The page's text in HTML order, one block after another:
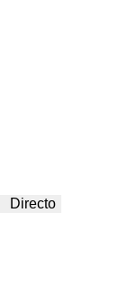
Directo